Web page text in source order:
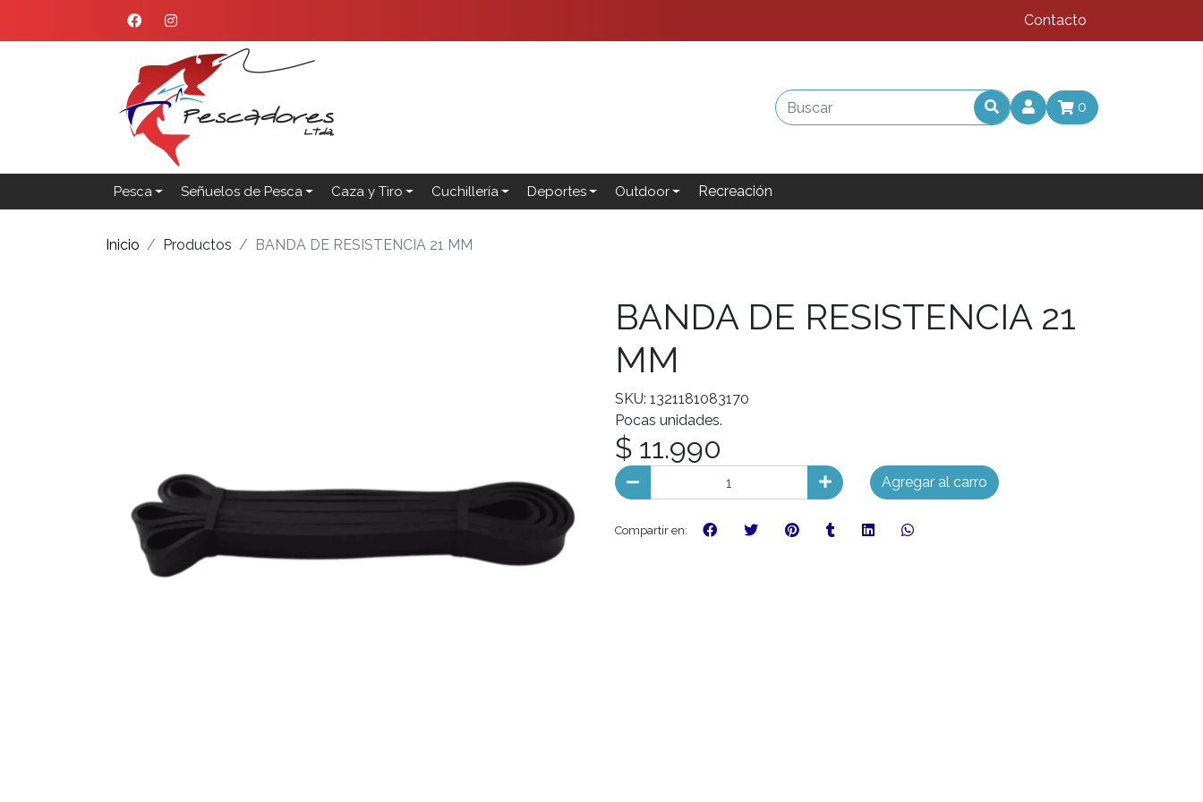
Contacto
0
Pesca Señuelos de Pesca Caza y Tiro Cuchillería Deportes Outdoor Recreación
Inicio Productos BANDA DE RESISTENCIA 21 MM
BANDA DE RESISTENCIA 21
MM
SKU: 1321181083170
Pocas unidades.
$ 11.990
Agregar al carro
Compartir en: